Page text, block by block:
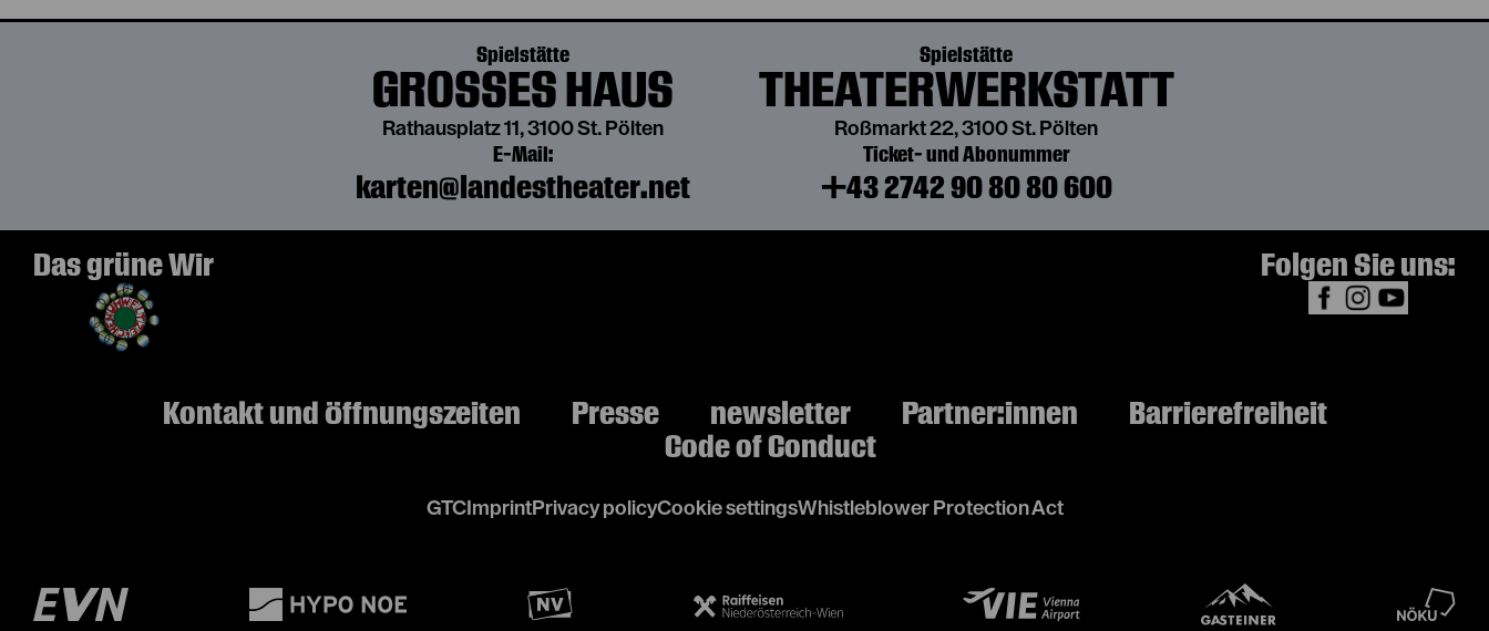
Spielstätte
GROSSES HAUS
Rathausplatz 11, 3100 St. Pölten
Spielstätte
THEATERWERKSTATT
Roßmarkt 22, 3100 St. Pölten
Ticket- und Abonummer
+43 2742 90 80 80 600
E-Mail:
karten@landestheater.net
Das grüne Wir
Folgen Sie uns:
Kontakt und Öffnungszeiten Presse newsletter Partner:innen
Barrierefreiheit
Code of Conduct
GTCImprintPrivacy policyCookie settingsWhistleblower Protection Act